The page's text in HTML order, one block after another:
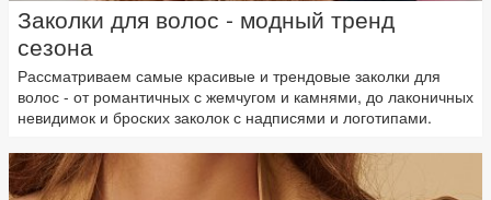
Заколки для волос - модный тренд
сезона
Рассматриваем самые красивые и трендовые заколки для
волос - от романтичных с жемчугом и камнями, до лаконичных
невидимок и броских заколок с надписями и логотипами.